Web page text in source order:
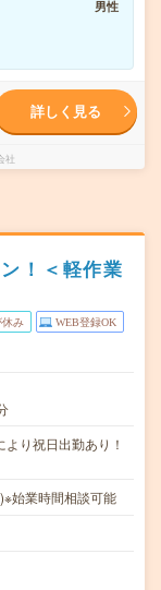
男性
詳しく見る
社
！＜軽作業
休み WEB登録OK
り祝日出勤あり！
始業時間相談可能